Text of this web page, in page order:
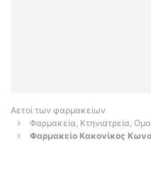
Αετοί των φαρμακείων
Φαρμακεία, Κτηνιατρεία,
Φαρμακείο Κακονίκος